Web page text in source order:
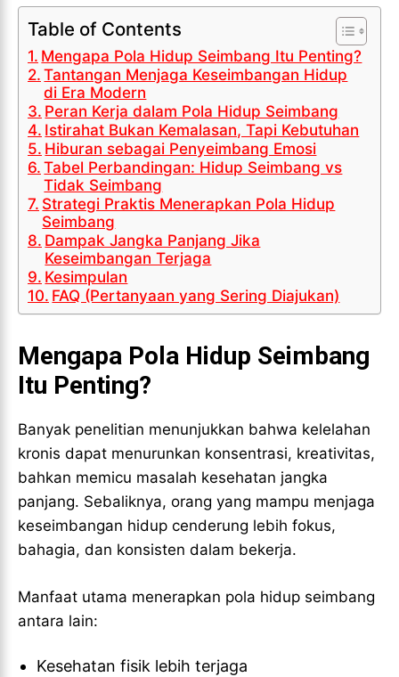
AKOMODASI
LIFESTYLE
SENI & BUDAYA
HIBURAN
KELUARGA & HUBUNGAN
FASHION & KECANTIKAN
KESEHATAN
TRAVEL
AKOMODASI
LIFESTYLE
SENI & BUDAYA
HIBURAN
KELUARGA & HUBUNGAN
FASHION & KECANTIKAN
KESEHATAN
TRAVEL
ENGLISH
LIFESTYLE
SENI & BUDAYA
HIBURAN
KELUARGA & HUBUNGAN
FASHION & KECANTIKAN
KESEHATAN
TRAVEL
ENGLISH
LIFESTYLE
SENI & BUDAYA
HIBURAN
KELUARGA & HUBUNGAN
FASHION & KECANTIKAN
KESEHATAN
TRAVEL
Table of Contents
Mengapa Pola Hidup Seimbang Itu Penting?
Tantangan Menjaga Keseimbangan Hidup
di Era Modern
Peran Kerja dalam Pola Hidup Seimbang
Istirahat Bukan Kemalasan, Tapi Kebutuhan
Hiburan sebagai Penyeimbang Emosi
Tabel Perbandingan: Hidup Seimbang vs
Tidak Seimbang
Strategi Praktis Menerapkan Pola Hidup
Seimbang
Dampak Jangka Panjang Jika
Keseimbangan Terjaga
Kesimpulan
FAQ (Pertanyaan yang Sering Diajukan)
Mengapa Pola Hidup Seimbang
Itu Penting?
Banyak penelitian menunjukkan bahwa kelelahan
kronis dapat menurunkan konsentrasi, kreativitas,
bahkan memicu masalah kesehatan jangka
panjang. Sebaliknya, orang yang mampu menjaga
keseimbangan hidup cenderung lebih fokus,
bahagia, dan konsisten dalam bekerja.
Manfaat utama menerapkan pola hidup seimbang
antara lain:
Kesehatan fisik lebih terjaga